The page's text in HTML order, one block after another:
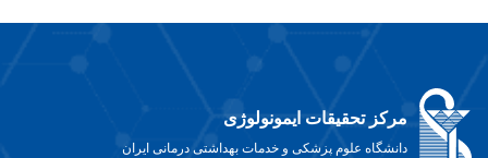
مرکز تحقیقات ایمونولوژی
دانشگاه علوم پزشکی و خدمات بهداشتی درمانی ایران